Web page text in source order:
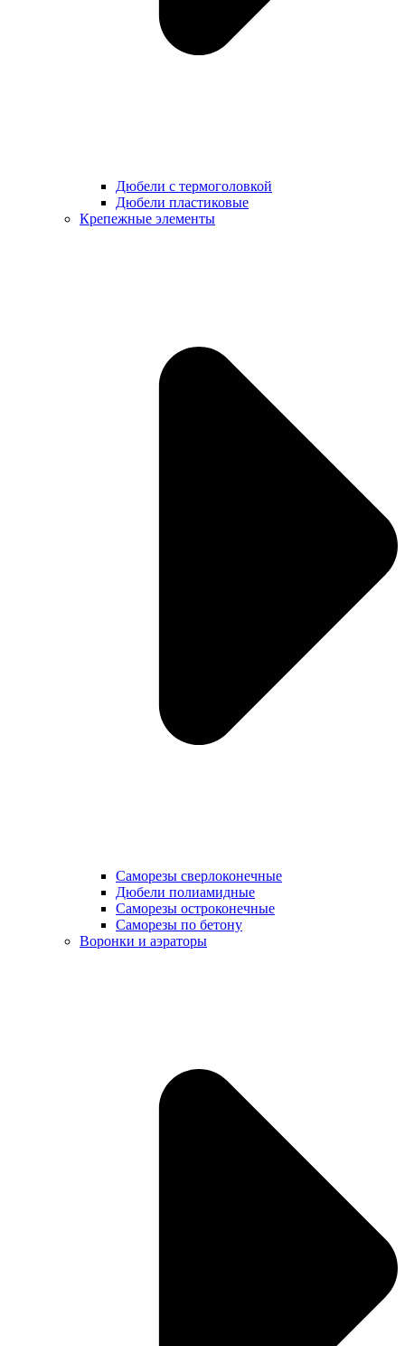
Дюбели с термоголовкой
Дюбели пластиковые
Крепежные элементы
Саморезы сверлоконечные
Дюбели полиамидные
Саморезы остроконечные
Саморезы по бетону
Воронки и аэраторы